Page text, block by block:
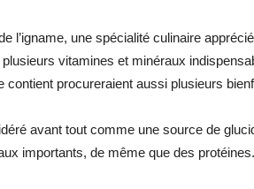
l’igname, une spécialité culinaire
vitamines et minéraux
contient procureraient aussi plusieurs
avant tout comme une source de
importants, de même que des protéines.